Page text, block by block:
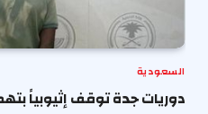
السعودية
دوريات جدة توقف إثيوبياً